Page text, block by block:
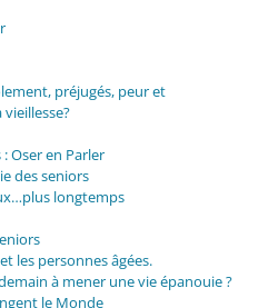
préjugés, peur et
Oser en Parler
des seniors
longtemps
les personnes âgées.
à mener une vie épanouie ?
le Monde